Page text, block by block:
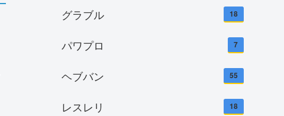
グラブル 18
パワプロ 7
ヘブバン 55
レスレリ 18